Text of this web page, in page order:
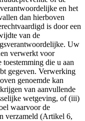
en het
dan hierboven
is door een
van de
Uw
verwerkt voor
die u aan
gegeven. Verwerking
genoemde kan
van aanvullende
wetgeving, of (iii)
waarvoor de
verzameld (Artikel 6,